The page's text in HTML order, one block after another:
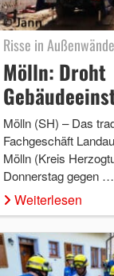
Risse in
Mölln: Droht
Mölln (SH) – Das
Fachgeschäft
Mölln (Kreis
Donnerstag gegen …
Weiterlesen